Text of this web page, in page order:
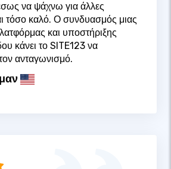
να ψάχνω για άλλες
τόσο καλό. Ο συνδυασμός μιας
και υποστήριξης
κάνει το SITE123 να
ανταγωνισμό.